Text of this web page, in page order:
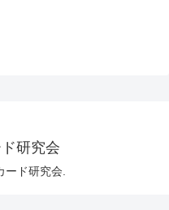
研究会
ド研究会.